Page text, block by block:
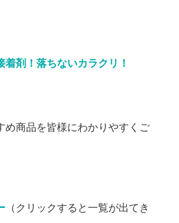
着剤！落ちないカラクリ！
商品を皆様にわかりやすくご
（クリックすると一覧が出てき